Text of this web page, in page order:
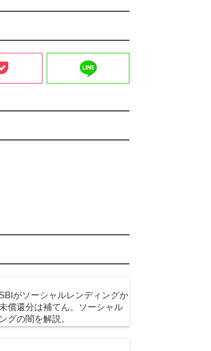
line
SBIがソーシャルレンディングか
償還分は補てん。ソーシャル
グの闇を解説。